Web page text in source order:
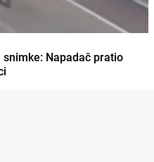
Napadač pratio